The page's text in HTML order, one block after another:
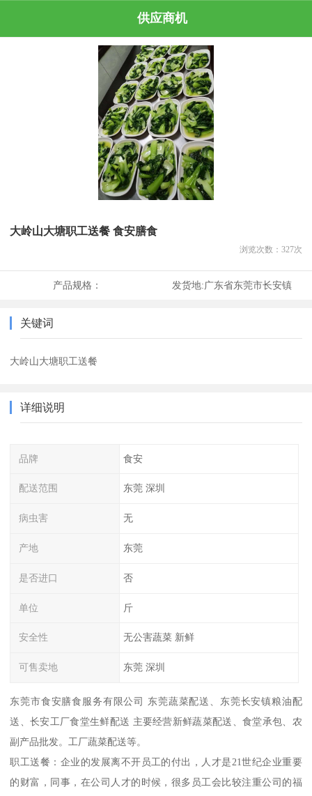
供应商机
大岭山大塘职工送餐 食安膳食
浏览次数： 327次
产品规格： 发货地:广东省东莞市长安镇
关键词
大岭山大塘职工送餐
详细说明
品牌 食安
配送范围 东莞 深圳
病虫害 无
产地 东莞
是否进口 否
单位 斤
安全性 无公害蔬菜 新鲜
可售卖地 东莞 深圳
东莞市食安膳食服务有限公司 东莞蔬菜配送、东莞长安镇粮油配
送、长安工厂食堂生鲜配送 主要经营新鲜蔬菜配送、食堂承包、农
副产品批发。工厂蔬菜配送等。
职工送餐：企业的发展离不开员工的付出，人才是21世纪企业重要
的财富，同事，在公司人才的时候，很多员工会比较注重公司的福